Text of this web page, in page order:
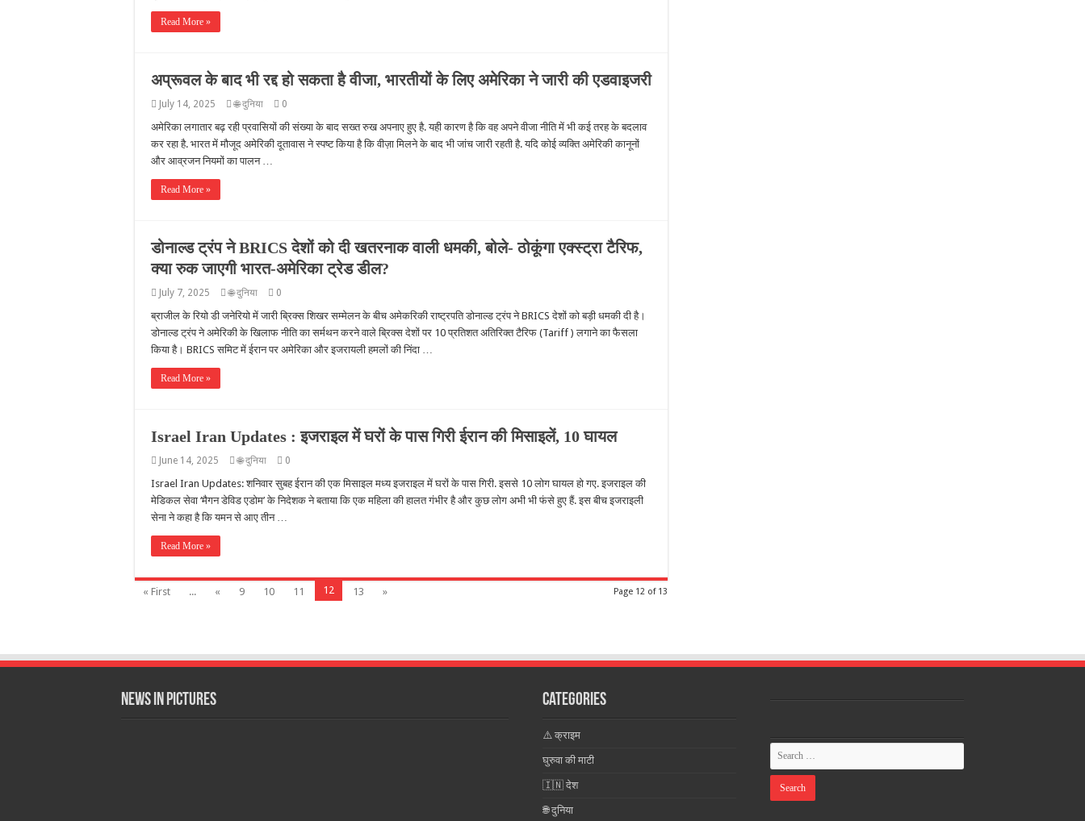
Read More »
अप्रूवल के बाद भी रद्द हो सकता है वीजा, भारतीयों के लिए अमेरिका ने जारी की एडवाइजरी
July 14, 2025 🌐 दुनिया 0
अमेरिका लगातार बढ़ रही प्रवासियों की संख्या के बाद सख्त रुख अपनाए हुए है. यही कारण है कि वह अपने वीजा नीति में भी कई तरह के बदलाव
कर रहा है. भारत में मौजूद अमेरिकी दूतावास ने स्पष्ट किया है कि वीज़ा मिलने के बाद भी जांच जारी रहती है. यदि कोई व्यक्ति अमेरिकी कानूनों
और आव्रजन नियमों का पालन …
Read More »
डोनाल्ड ट्रंप ने BRICS देशों को दी खतरनाक वाली धमकी, बोले- ठोकूंगा एक्स्ट्रा टैरिफ,
क्या रुक जाएगी भारत-अमेरिका ट्रेड डील?
July 7, 2025 🌐 दुनिया 0
ब्राजील के रियो डी जनेरियो में जारी ब्रिक्स शिखर सम्मेलन के बीच अमेकरिकी राष्ट्रपति डोनाल्ड ट्रंप ने BRICS देशों को बड़ी धमकी दी है।
डोनाल्ड ट्रंप ने अमेरिकी के खिलाफ नीति का सर्मथन करने वाले ब्रिक्स देशों पर 10 प्रतिशत अतिरिक्त टैरिफ (Tariff ) लगाने का फैसला
किया है। BRICS समिट में ईरान पर अमेरिका और इजरायली हमलों की निंदा …
Read More »
Israel Iran Updates : इजराइल में घरों के पास गिरी ईरान की मिसाइलें, 10 घायल
June 14, 2025 🌐 दुनिया 0
Israel Iran Updates: शनिवार सुबह ईरान की एक मिसाइल मध्य इजराइल में घरों के पास गिरी. इससे 10 लोग घायल हो गए. इजराइल की
मेडिकल सेवा ‘मैगन डेविड एडोम’ के निदेशक ने बताया कि एक महिला की हालत गंभीर है और कुछ लोग अभी भी फंसे हुए हैं. इस बीच इजराइली
सेना ने कहा है कि यमन से आए तीन …
Read More »
Page 12 of 13
« First ... « 9 10 11 12 13 »
News in Pictures Categories
⚠️ क्राइम
घुरुवा की माटी
🇮🇳 देश
🌐 दुनिया